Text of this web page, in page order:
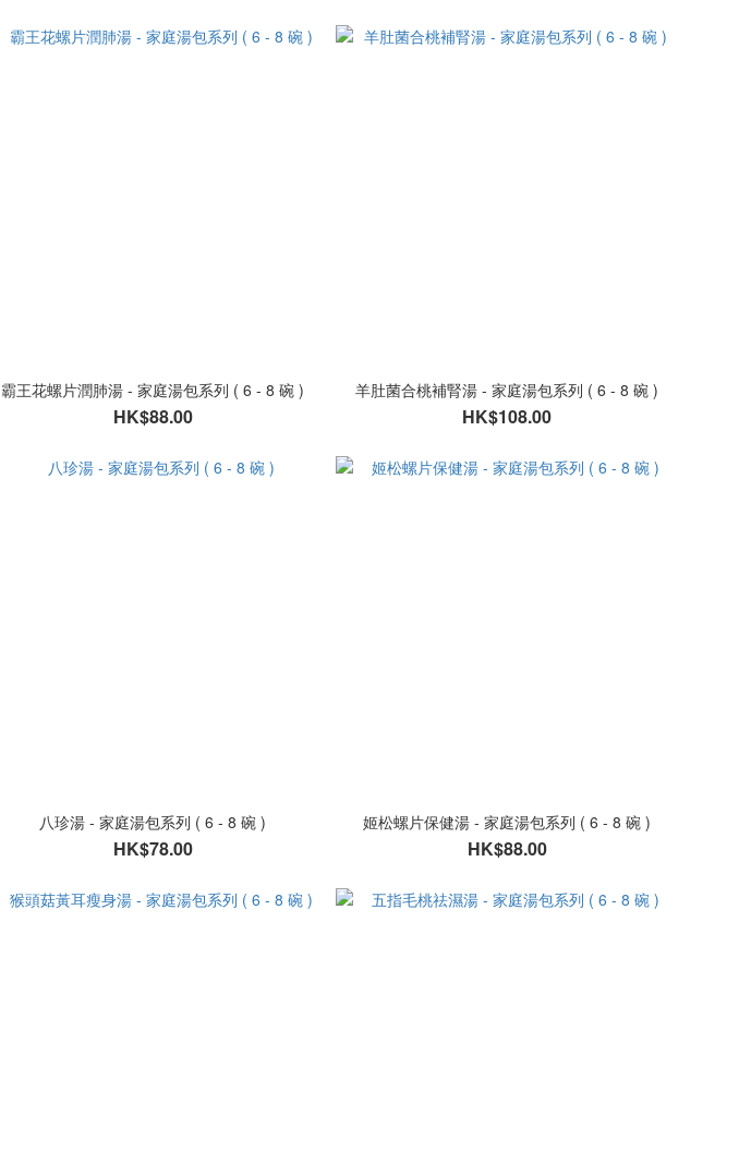
霸王花螺片潤肺湯 - 家庭湯包系列 ( 6 - 8 碗 )
HK$88.00
羊肚菌合桃補腎湯 - 家庭湯包系列 ( 6 - 8 碗 )
HK$108.00
八珍湯 - 家庭湯包系列 ( 6 - 8 碗 )
HK$78.00
姬松螺片保健湯 - 家庭湯包系列 ( 6 - 8 碗 )
HK$88.00